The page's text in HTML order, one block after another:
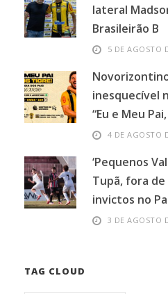
lateral
Brasileirão B
5 DE AGOSTO
inesquecível
“Eu e Meu
4 DE AGOSTO
‘Pequenos
Tupã, fora de
invictos no
3 DE AGOSTO
TAG CLOUD